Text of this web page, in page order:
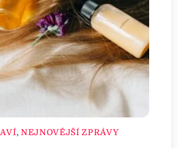
, NEJNOVĚJŠÍ ZPRÁVY